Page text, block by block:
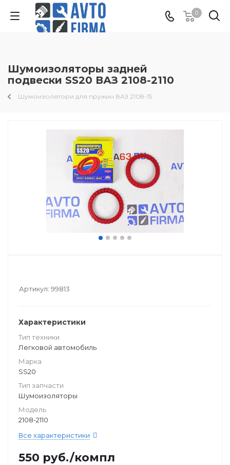
0
Шумоизоляторы задней
подвески SS20 ВАЗ 2108-2110
Шумоизолятори для пружин ВАЗ 2108-15
Артикул: 99813
Характеристики
Тип техники
Легковой автомобиль
Марка
SS20
Тип запчасти
Шумоизоляторы
Модель
2108-2110
Все характеристики
550 руб./компл